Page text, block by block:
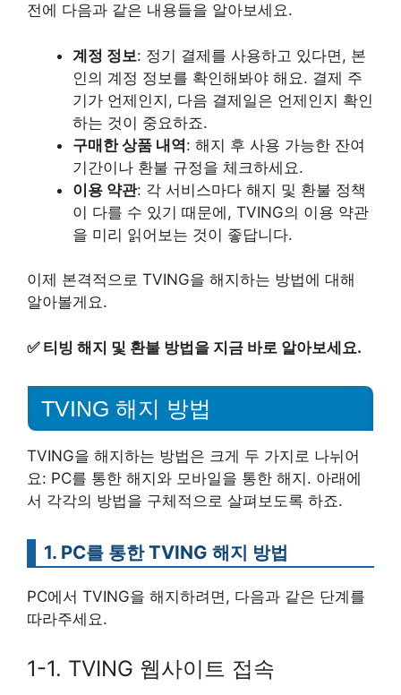
전에 다음과 같은 내용들을 알아보세요.
계정 정보: 정기 결제를 사용하고 있다면, 본
인의 계정 정보를 확인해봐야 해요. 결제 주
기가 언제인지, 다음 결제일은 언제인지 확인
하는 것이 중요하죠.
구매한 상품 내역: 해지 후 사용 가능한 잔여
기간이나 환불 규정을 체크하세요.
이용 약관: 각 서비스마다 해지 및 환불 정책
이 다를 수 있기 때문에, TVING의 이용 약관
을 미리 읽어보는 것이 좋답니다.
이제 본격적으로 TVING을 해지하는 방법에 대해
알아볼게요.
✅ 티빙 해지 및 환불 방법을 지금 바로 알아보세요.
TVING 해지 방법
TVING을 해지하는 방법은 크게 두 가지로 나뉘어
요: PC를 통한 해지와 모바일을 통한 해지. 아래에
서 각각의 방법을 구체적으로 살펴보도록 하죠.
1. PC를 통한 TVING 해지 방법
PC에서 TVING을 해지하려면, 다음과 같은 단계를
따라주세요.
1-1. TVING 웹사이트 접속